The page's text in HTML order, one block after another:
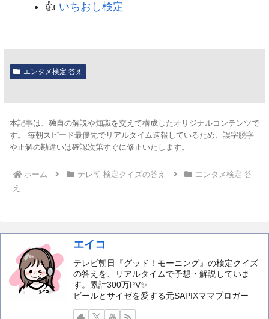
👍️ いちおし検定
エンタメ検定 答え
本記事は、独自の解説や知識を交えて構成したオリジナルコンテンツで
す。 毎朝スピード最優先でリアルタイム速報しているため、誤字脱字
や正解の勘違いは確認次第すぐに修正いたします。
ホーム テレ朝 検定クイズの答え
エンタメ検定 答
え
エイコ
テレビ朝日『グッド！モーニング』の検定クイズ
の答えを、リアルタイムで予想・解説していま
す。累計300万PV✨️
ビールとサイゼを愛する元SAPIXママブロガー